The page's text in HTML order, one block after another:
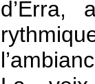
d’Erra,